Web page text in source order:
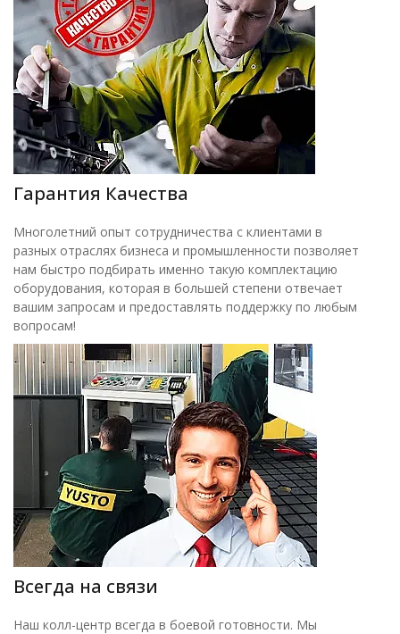
Гарантия Качества
Многолетний опыт сотрудничества с клиентами в
разных отраслях бизнеса и промышленности позволяет
нам быстро подбирать именно такую комплектацию
оборудования, которая в большей степени отвечает
вашим запросам и предоставлять поддержку по любым
вопросам!
Всегда на связи
Наш колл-центр всегда в боевой готовности. Мы